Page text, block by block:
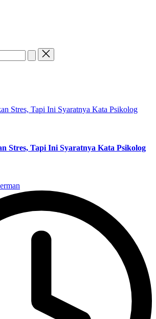
Stres, Tapi Ini Syaratnya Kata Psikolog